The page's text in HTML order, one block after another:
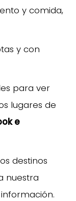
y comida,
y con
para ver
lugares de
e
destinos
nuestra